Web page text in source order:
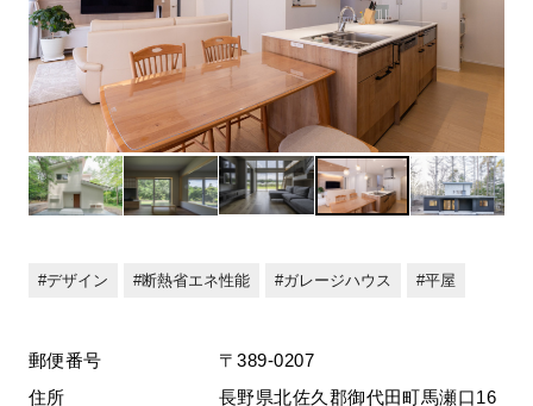
デザイン 断熱省エネ性能 ガレージハウス 平屋
郵便番号
〒389-0207
住所
長野県北佐久郡御代田町馬瀬口16